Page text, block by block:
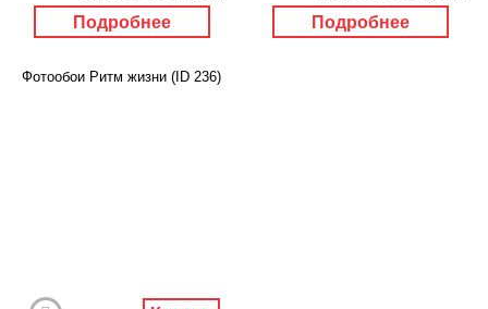
Подробнее Подробнее
Фотообои Ритм жизни (ID 236)